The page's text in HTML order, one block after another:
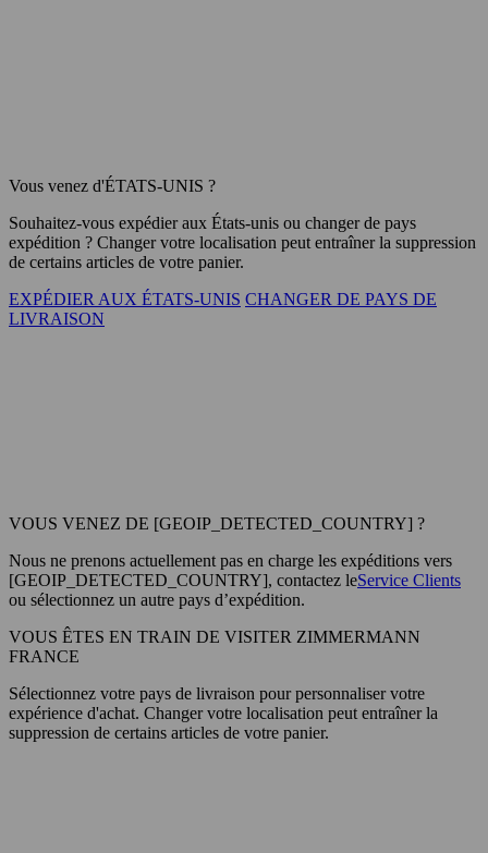
Vous venez d'ÉTATS-UNIS ?
Souhaitez-vous expédier aux États-unis ou changer de pays
expédition ? Changer votre localisation peut entraîner la suppression
de certains articles de votre panier.
EXPÉDIER AUX ÉTATS-UNIS CHANGER DE PAYS DE
LIVRAISON
VOUS VENEZ DE [GEOIP_DETECTED_COUNTRY] ?
Nous ne prenons actuellement pas en charge les expéditions vers
[GEOIP_DETECTED_COUNTRY], contactez leService Clients
ou sélectionnez un autre pays d’expédition.
VOUS ÊTES EN TRAIN DE VISITER ZIMMERMANN
FRANCE
Sélectionnez votre pays de livraison pour personnaliser votre
expérience d'achat. Changer votre localisation peut entraîner la
suppression de certains articles de votre panier.